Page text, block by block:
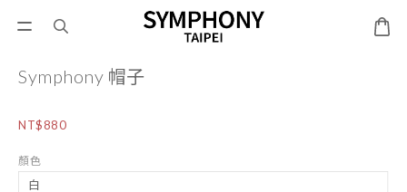
Symphony 帽子
NT$880
顏色